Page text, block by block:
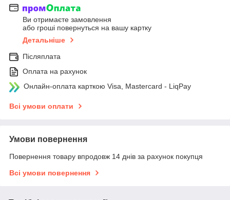
Ви отримаєте замовлення
або гроші повернуться на вашу картку
Детальніше
Післяплата
Оплата на рахунок
Онлайн-оплата карткою Visa, Mastercard - LiqPay
Всі умови оплати
Умови повернення
Повернення товару впродовж 14 днів за рахунок покупця
Всі умови повернення